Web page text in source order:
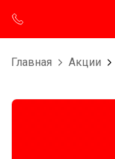
Главная Aкции